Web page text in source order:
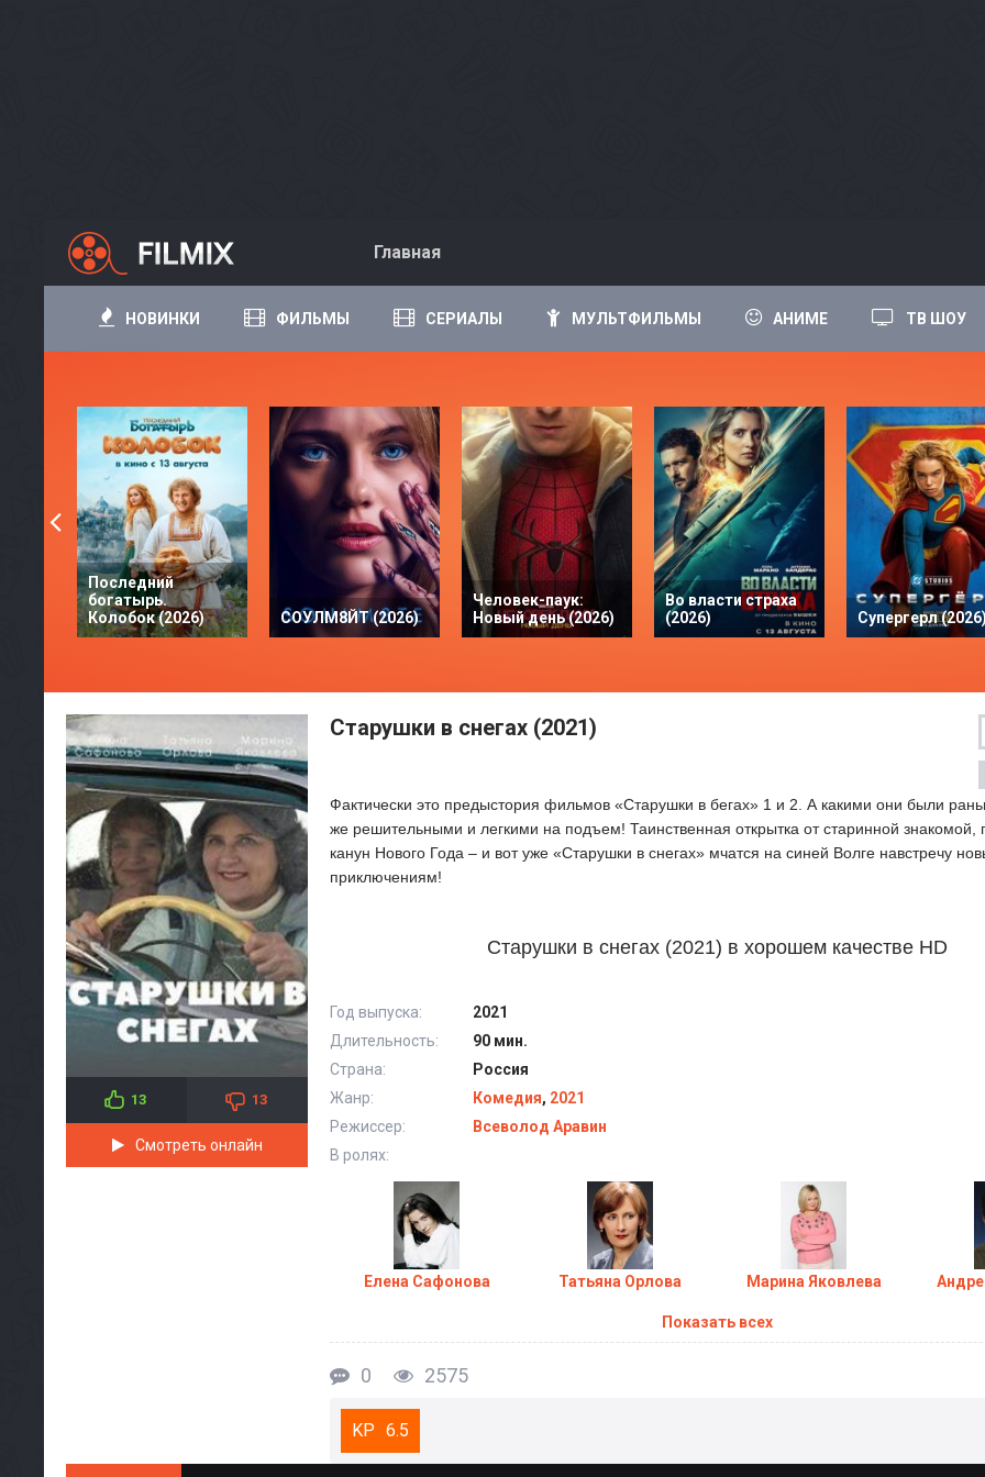
Главная
НОВИНКИ ФИЛЬМЫ СЕРИАЛЫ МУЛЬТФИЛЬМЫ АНИМЕ ТВ ШОУ
Последний
богатырь.
Колобок (2026)
СОУЛМ8ЙТ (2026)
Человек-паук:
Новый день (2026)
Во власти страха
(2026)
Супергерл
13 13
Смотреть онлайн
Старушки в снегах (2021)
Фактически это предыстория фильмов «Старушки в бегах» 1 и 2. А какими они были
же решительными и легкими на подъем! Таинственная открытка от старинной знакомой,
канун Нового Года – и вот уже «Старушки в снегах» мчатся на синей Волге навстречу
приключениям!
Старушки в снегах (2021) в хорошем качестве HD
Год выпуска:
2021
Длительность:
90 мин.
Страна:
Россия
Жанр:
Комедия, 2021
Режиссер:
Всеволод Аравин
В ролях:
Елена Сафонова Татьяна Орлова Марина Яковлева
Показать всех
0 2575
6.5